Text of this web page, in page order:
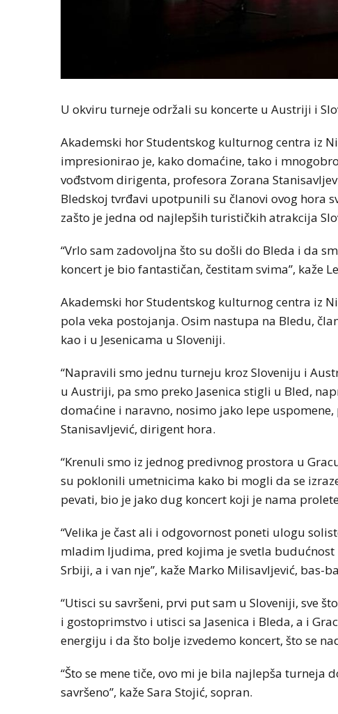
U okviru turneje održali su koncerte u Austriji i
Akademski hor Studentskog kulturnog centra iz
impresionirao je, kako domaćine, tako i
vođstvom dirigenta, profesora Zorana
Bledskoj tvrđavi upotpunili su članovi ovog hora
zašto je jedna od najlepših turističkih atrakcija
“Vrlo sam zadovoljna što su došli do Bleda i da
koncert je bio fantastičan, čestitam svima”, kaže
Akademski hor Studentskog kulturnog centra iz
pola veka postojanja. Osim nastupa na Bledu,
kao i u Jesenicama u Sloveniji.
“Napravili smo jednu turneju kroz Sloveniju i
u Austriji, pa smo preko Jasenica stigli u Bled,
domaćine i naravno, nosimo jako lepe
Stanisavljević, dirigent hora.
“Krenuli smo iz jednog predivnog prostora u
su poklonili umetnicima kako bi mogli da se
pevati, bio je jako dug koncert koji je nama
“Velika je čast ali i odgovornost poneti ulogu
mladim ljudima, pred kojima je svetla
Srbiji, a i van nje”, kaže Marko Milisavljević, bas-
“Utisci su savršeni, prvi put sam u Sloveniji, sve
i gostoprimstvo i utisci sa Jasenica i Bleda, a i
energiju i da što bolje izvedemo koncert, što se
“Što se mene tiče, ovo mi je bila najlepša turneja
savršeno”, kaže Sara Stojić, sopran.